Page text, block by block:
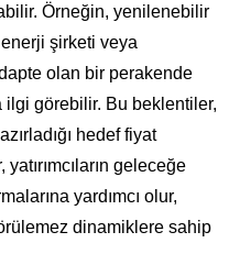
Örneğin, yenilenebilir
enerji şirketi veya
olan bir perakende
ilgi görebilir. Bu beklentiler,
hedef fiyat
geleceğe
yardımcı olur,
dinamiklere sahip